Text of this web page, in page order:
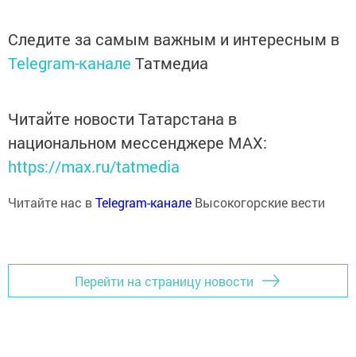
Следите за самым важным и интересным в
Telegram-канале Татмедиа
Читайте новости Татарстана в
национальном мессенджере MАХ:
https://max.ru/tatmedia
Читайте нас вTelegram-канале Высокогорские вести
Перейти на страницу новости